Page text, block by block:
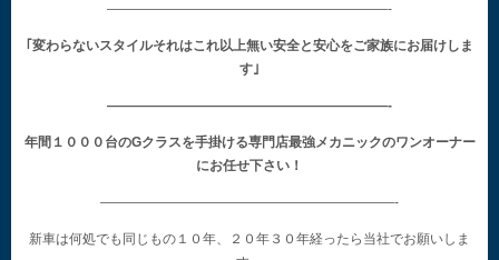
—————————————————————-
｢変わらないスタイルそれはこれ以上無い安全と安心をご家族にお届けしま
す｣
—————————————————————-
年間１０００台のGクラスを手掛ける専門店最強メカニックのワンオーナー
にお任せ下さい！
——————————————————————-
新車は何処でも同じもの１０年、２０年３０年経ったら当社でお願いしま